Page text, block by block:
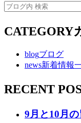
CATEGORY
blogブログ
news新着情報
RECENT
9月と10月